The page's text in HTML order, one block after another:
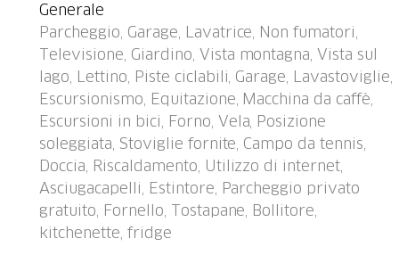
lago, strada da attraversare, su una strada. In comune:
parco, prato per sdraiarsi. Tennis (1 x campo in terra
battuta) (extra), tennis tavolo. Nella casa: ristorante,
riscaldamento centralizzato, lavatrice (extra),
asciugatrice (in comune, extra). Accesso fino alla casa.
Parcheggio, autorimessa presso la casa. Negozio 700
m, ristorante 10 m, 15 minuti a piedi dal centro,
fermata bus "Caslano stazione" 950 m, stazione
ferroviaria "Caslano stazione" 950 m, lago balneabile
"Lago di Lugano" 50 m, lago Lago di Lugano. Campo
da golf (18 buche) 2 km, tennis 500 m, mini golf 1.6
Generale
Parcheggio, Garage, Lavatrice, Non fumatori,
Televisione, Giardino, Vista montagna, Vista sul
lago, Lettino, Piste ciclabili, Garage, Lavastoviglie,
Escursionismo, Equitazione, Macchina da caffè,
Escursioni in bici, Forno, Vela, Posizione
soleggiata, Stoviglie fornite, Campo da tennis,
Doccia, Riscaldamento, Utilizzo di internet,
Asciugacapelli, Estintore, Parcheggio privato
gratuito, Fornello, Tostapane, Bollitore,
kitchenette, fridge